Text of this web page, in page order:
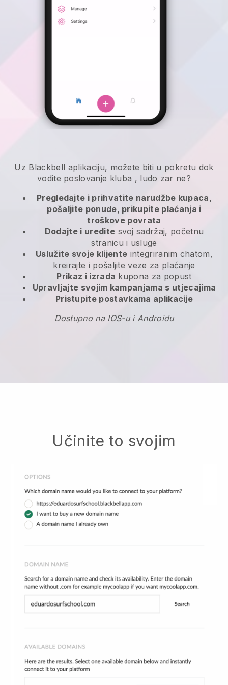
Uz Blackbell aplikaciju, možete biti u pokretu dok
vodite poslovanje kluba , ludo zar ne?
Pregledajte i prihvatite narudžbe kupaca,
pošaljite ponude, prikupite plaćanja i
troškove povrata
Dodajte i uredite svoj sadržaj, početnu
stranicu i usluge
Uslužite svoje klijente integriranim chatom,
kreirajte i pošaljite veze za plaćanje
Prikaz i izrada kupona za popust
Upravljajte svojim kampanjama s utjecajima
Pristupite postavkama aplikacije
Dostupno na IOS-u i Androidu
Učinite to svojim